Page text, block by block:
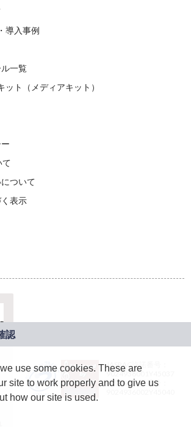
導入事例
一覧
ト（メディアキット）
て
ついて
表示
JASRAC許諾番号：
9024936001Y45037
JASRAC許諾番号：
use some cookies. These are
site to work properly and to give us
how our site is used.